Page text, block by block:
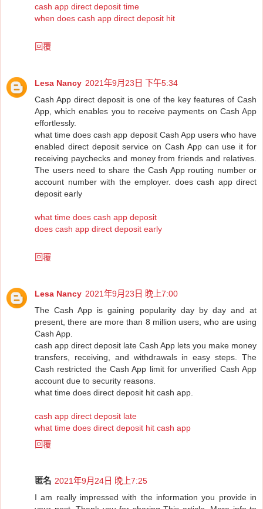
cash app direct deposit time
when does cash app direct deposit hit
回覆
Lesa Nancy 2021年9月23日 下午5:34
Cash App direct deposit is one of the key features of Cash
App, which enables you to receive payments on Cash App
effortlessly.
what time does cash app deposit Cash App users who have
enabled direct deposit service on Cash App can use it for
receiving paychecks and money from friends and relatives.
The users need to share the Cash App routing number or
account number with the employer. does cash app direct
deposit early
what time does cash app deposit
does cash app direct deposit early
回覆
Lesa Nancy 2021年9月23日 晚上7:00
The Cash App is gaining popularity day by day and at
present, there are more than 8 million users, who are using
Cash App.
cash app direct deposit late Cash App lets you make money
transfers, receiving, and withdrawals in easy steps. The
Cash restricted the Cash App limit for unverified Cash App
account due to security reasons.
what time does direct deposit hit cash app.
cash app direct deposit late
what time does direct deposit hit cash app
回覆
匿名 2021年9月24日 晚上7:25
I am really impressed with the information you provide in